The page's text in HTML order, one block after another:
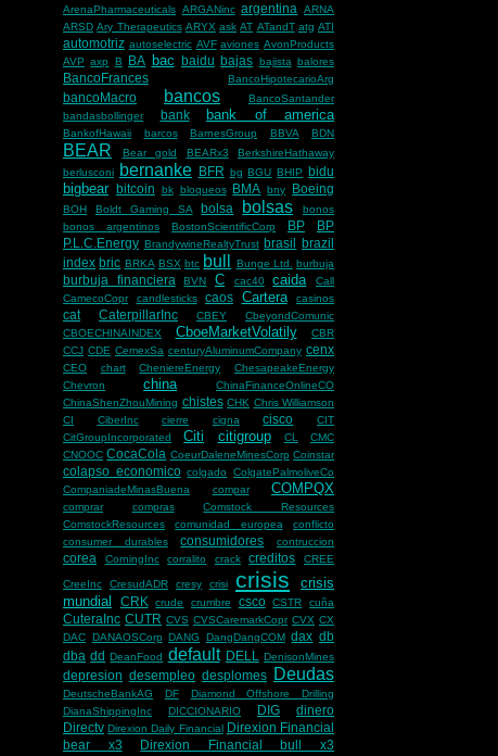
ArenaPharmaceuticals ARGANinc argentina
ARNA
ARSD Ary Therapeutics ARYX ask AT ATandT atg ATI
automotriz autoselectric AVF aviones AvonProducts
AVP axp B BA bac baidu bajas bajista balores
BancoFrances BancoHipotecarioArg
bancoMacro bancos
BancoSantander
bandasbollinger
bank bank of america
BankofHawaii barcos BarnesGroup BBVA BDN
BEAR Bear gold BEARx3
BerkshireHathaway
berlusconi
bernanke BFR bg BGU BHIP bidu
bigbear bitcoin bk bloqueos BMA bny Boeing
BOH Boldt Gaming SA bolsa bolsas
bonos
bonos argentinos
BostonScientificCorp BP
BP
P.L.C.Energy BrandywineRealtyTrust brasil
brazil
index bric BRKA BSX btc bull Bunge Ltd. burbuja
burbuja financiera BVN C cac40 caida
Call
CamecoCopr
candlesticks caos Cartera casinos
cat CaterpillarInc CBEY
CbeyondComunic
CBOECHINAINDEX
CboeMarketVolatily
CBR
CCJ CDE CemexSa centuryAluminumCompany cenx
CEO chart CheniereEnergy
ChesapeakeEnergy
Chevron
china
ChinaFinanceOnlineCO
ChinaShenZhouMining chistes CHK Chris Williamson
CI
CiberInc cierre cigna cisco
CIT
CitGroupIncorporated
Citi citigroup CL
CMC
CNOOC CocaCola CoeurDaleneMinesCorp Coinstar
colapso economico colgado
ColgatePalmoliveCo
CompaniadeMinasBuena
compar COMPQX
comprar compras
Comstock Resources
ComstockResources
comunidad europea
conflicto
consumer durables
consumidores contruccion
corea CorningInc corralito crack creditos CREE
CreeInc CresudADR cresy crisi crisis
crisis
mundial
CRK crude crumbre csco CSTR cuña
CuteraInc CUTR CVS CVSCaremarkCopr CVX CX
DAC
DANAOSCorp DANG DangDangCOM dax db
dba dd DeanFood default DELL DenisonMines
depresion desempleo desplomes Deudas
DeutscheBankAG DF
Diamond Offshore Drilling
DianaShippingInc
DICCIONARIO DIG
dinero
Directv Direxion Daily Financial
Direxion Financial
bear x3
Direxion Financial bull x3